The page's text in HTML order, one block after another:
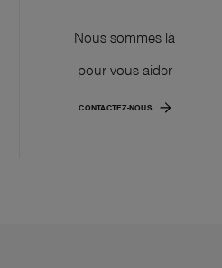
Nous sommes là
pour vous aider
CONTACTEZ-NOUS